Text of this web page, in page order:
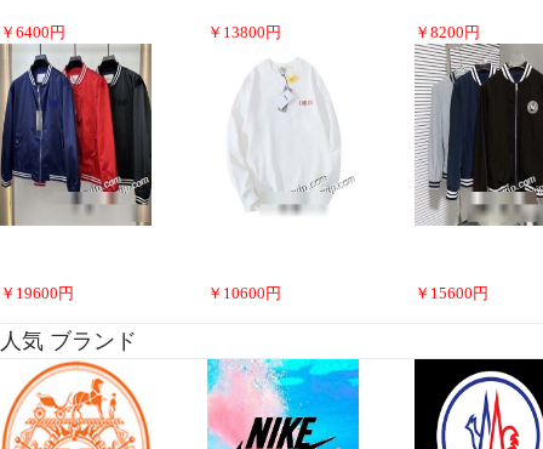
￥ 6400 円 ￥ 13800 円 ￥ 8200 円
￥ 19600 円 ￥ 10600 円 ￥ 15600 円
人気 ブランド